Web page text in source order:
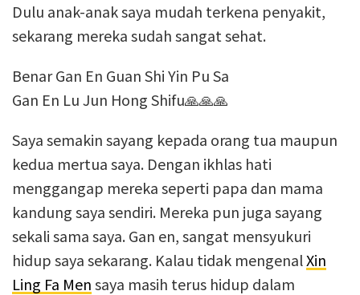
Dulu anak-anak saya mudah terkena penyakit,
sekarang mereka sudah sangat sehat.
Benar Gan En Guan Shi Yin Pu Sa
Gan En Lu Jun Hong Shifu🙏🙏🙏
Saya semakin sayang kepada orang tua maupun
kedua mertua saya. Dengan ikhlas hati
menggangap mereka seperti papa dan mama
kandung saya sendiri. Mereka pun juga sayang
sekali sama saya. Gan en, sangat mensyukuri
hidup saya sekarang. Kalau tidak mengenalXin
Ling Fa Mensaya masih terus hidup dalam